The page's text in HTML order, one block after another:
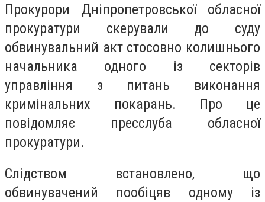
Прокурори Дніпропетровської обласної
прокуратури скерували до суду
обвинувальний акт стосовно колишнього
начальника одного із секторів
управління з питань виконання
кримінальних покарань. Про це
повідомляє пресслуба обласної
прокуратури.
Слідством встановлено, що
обвинувачений пообіцяв одному із